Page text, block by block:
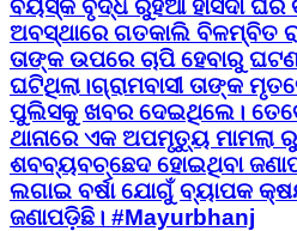
ବୟସ୍କ ବୃଦ୍ଧ ରୁହିଆ ହାଁସଦା ଘର
ଅବସ୍ଥାରେ ଗତକାଲି ବିଳମ୍ବିତ
ତାଙ୍କ ଉପରେ ଚାପି ହେବାରୁ
ଘଟିଥିଲା।ଗ୍ରାମବାସୀ ତାଙ୍କ
ପୁଲିସକୁ ଖବର ଦେଇଥିଲେ।
ଥାନାରେ ଏକ ଅପମୃତ୍ୟୁ ମାମଲା
ଶବବ୍ୟବଚ୍ଛେଦ ହୋଇଥିବା
ଲଗାଇ ବର୍ଷା ଯୋଗୁଁ ବ୍ୟାପକ
ଜଣାପଡ଼ିଛି। #Mayurbhanj